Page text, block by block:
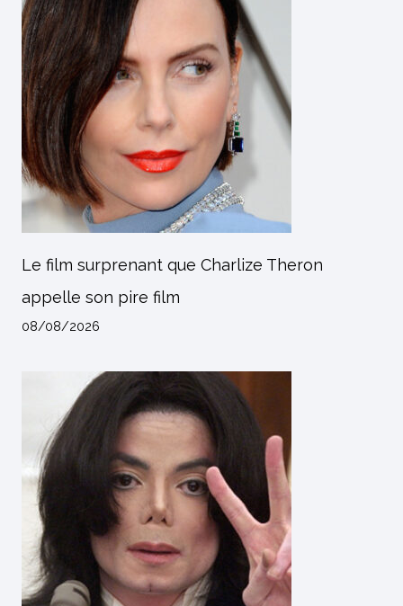
Le film surprenant que Charlize Theron
appelle son pire film
08/08/2026